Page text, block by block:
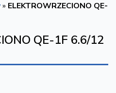
» ELEKTROWRZECIONO QE-
QE-1F 6.6/12